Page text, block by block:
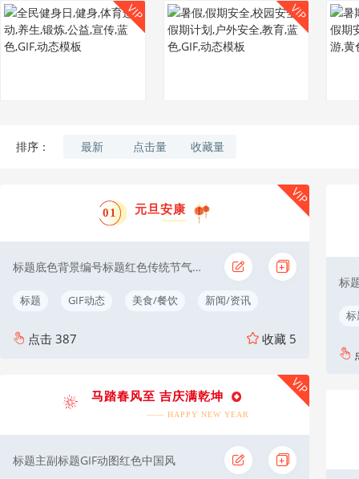
VIP VIP
排序： 最新 点击量 收藏量
01 元旦安康
标题底色背景编号标题红色传统节气元旦
标题 GIF动态 美食/餐饮 新闻/资讯
点击 387 收藏 5
VIP
马踏春风至 吉庆满乾坤
—— HAPPY NEW YEAR
标题主副标题GIF动图红色中国风
VIP
标